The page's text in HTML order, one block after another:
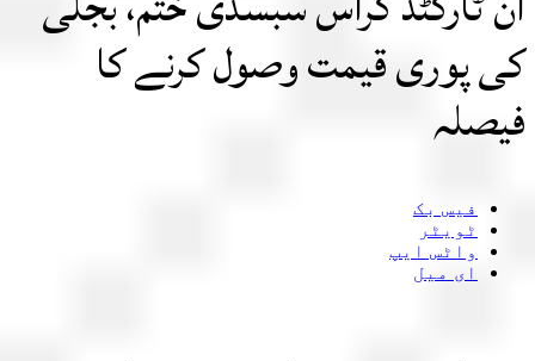
پوری قیمت وصول کرنے کا
فیس بک
ٹویٹر
واٹس ایپ
ای میل